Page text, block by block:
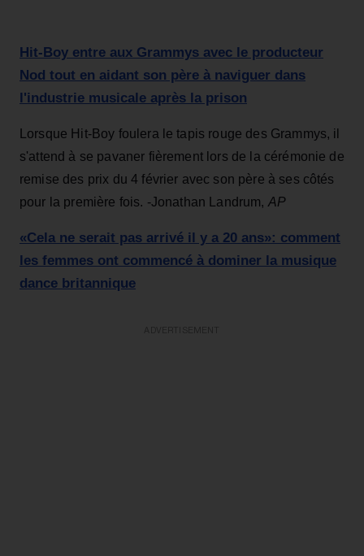
Hit-Boy entre aux Grammys avec le producteur
Nod tout en aidant son père à naviguer dans
l'industrie musicale après la prison
Lorsque Hit-Boy foulera le tapis rouge des Grammys, il
s'attend à se pavaner fièrement lors de la cérémonie de
remise des prix du 4 février avec son père à ses côtés
pour la première fois. -Jonathan Landrum, AP
«Cela ne serait pas arrivé il y a 20 ans»: comment
les femmes ont commencé à dominer la musique
dance britannique